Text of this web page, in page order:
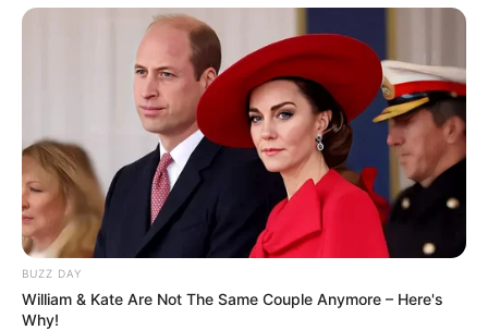
(foto: instagram/davinaakaramoy)
2. Outfit Davina gapernah gagal sekalipun bergaya kasual
BUZZ DAY
William & Kate Are Not The Same Couple Anymore – Here's
Why!